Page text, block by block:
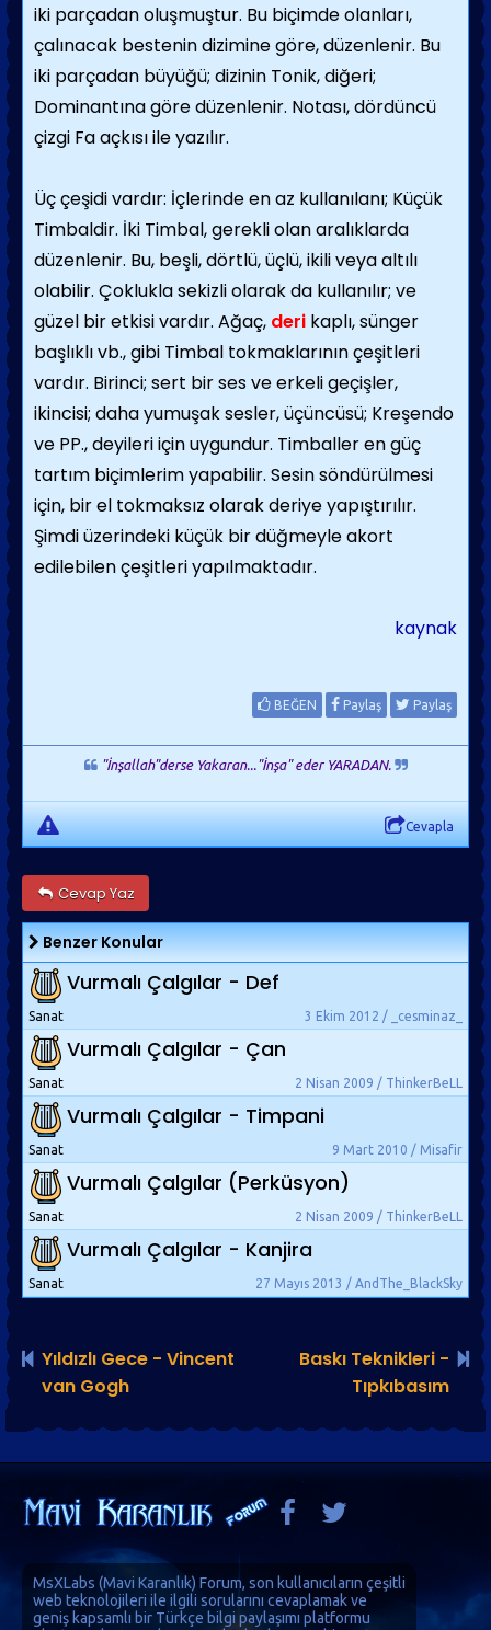
iki parçadan oluşmuştur. Bu biçimde olanları,
çalınacak bestenin dizimine göre, düzenlenir. Bu
iki parçadan büyüğü; dizinin Tonik, diğeri;
Dominantına göre düzenlenir. Notası, dördüncü
çizgi Fa açkısı ile yazılır.
Üç çeşidi vardır: İçlerinde en az kullanılanı; Küçük
Timbaldir. İki Timbal, gerekli olan aralıklarda
düzenlenir. Bu, beşli, dörtlü, üçlü, ikili veya altılı
olabilir. Çoklukla sekizli olarak da kullanılır; ve
güzel bir etkisi vardır. Ağaç, deri kaplı, sünger
başlıklı vb., gibi Timbal tokmaklarının çeşitleri
vardır. Birinci; sert bir ses ve erkeli geçişler,
ikincisi; daha yumuşak sesler, üçüncüsü; Kreşendo
ve PP., deyileri için uygundur. Timballer en güç
tartım biçimlerim yapabilir. Sesin söndürülmesi
için, bir el tokmaksız olarak deriye yapıştırılır.
Şimdi üzerindeki küçük bir düğmeyle akort
edilebilen çeşitleri yapılmaktadır.
kaynak
BEĞEN Paylaş Paylaş
"İnşallah"derse Yakaran..."İnşa" eder YARADAN.
Cevapla
Cevap Yaz
Benzer Konular
Vurmalı Çalgılar - Def
3 Ekim 2012 / _cesminaz_
Sanat
Vurmalı Çalgılar - Çan
2 Nisan 2009 / ThinkerBeLL
Sanat
Vurmalı Çalgılar - Timpani
9 Mart 2010 / Misafir
Sanat
Vurmalı Çalgılar (Perküsyon)
2 Nisan 2009 / ThinkerBeLL
Sanat
Vurmalı Çalgılar - Kanjira
27 Mayıs 2013 / AndThe_BlackSky
Sanat
Yıldızlı Gece - Vincent
van Gogh
Baskı Teknikleri -
Tıpkıbasım
MsXLabs (Mavi Karanlık) Forum, son kullanıcıların çeşitli
web teknolojileri ile ilgili sorularını cevaplamak ve
geniş kapsamlı bir Türkçe bilgi paylaşımı platformu